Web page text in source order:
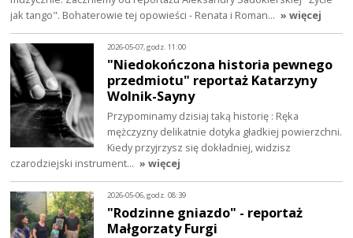
jak tango". Bohaterowie tej opowieści - Renata i Roman… » więcej
2026-05-07, godz. 11:00
"Niedokończona historia pewnego
przedmiotu" reportaż Katarzyny
Wolnik-Sayny
Przypominamy dzisiaj taką historię : Ręka
mężczyzny delikatnie dotyka gładkiej powierzchni.
Kiedy przyjrzysz się dokładniej, widzisz
czarodziejski instrument… » więcej
2026-05-06, godz. 08:39
"Rodzinne gniazdo" - reportaż
Małgorzaty Furgi